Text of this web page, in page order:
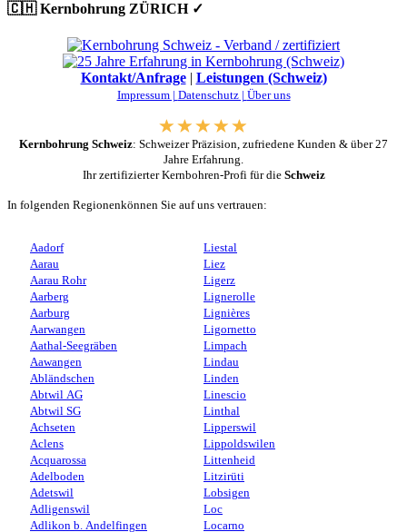
🇨🇭 Kernbohrung ZÜRICH ✓
Kontakt/Anfrage| Leistungen (Schweiz)
Impressum | Datenschutz | Über uns
Kernbohrung Schweiz: Schweizer Präzision, zufriedene Kunden & über 27
Jahre Erfahrung.
Ihr zertifizierter Kernbohren-Profi für die Schweiz
In folgenden Regionenkönnen Sie auf uns vertrauen:
Aadorf
Aarau
Aarau Rohr
Aarberg
Aarburg
Aarwangen
Aathal-Seegräben
Aawangen
Abländschen
Abtwil AG
Abtwil SG
Achseten
Aclens
Acquarossa
Adelboden
Adetswil
Adligenswil
Adlikon b. Andelfingen
Liestal
Liez
Ligerz
Lignerolle
Lignières
Ligornetto
Limpach
Lindau
Linden
Linescio
Linthal
Lipperswil
Lippoldswilen
Littenheid
Litzirüti
Lobsigen
Loc
Locarno